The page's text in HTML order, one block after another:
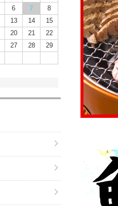
6 7
8
13 14
15
20 21
22
27 28
29